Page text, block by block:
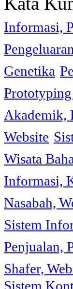
Informasi,
Pengeluaran
Genetika
Akademik,
Website
Wisata
Informasi,
Nasabah,
Sistem
Penjualan,
Shafer,
Sistem